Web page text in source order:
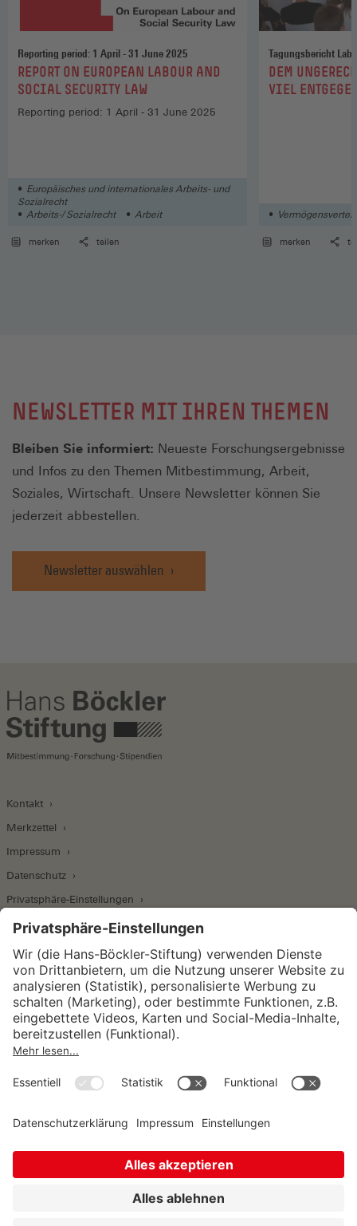
Reporting period: 1 April - 31 June 2025
:REPORT ON EUROPEAN LABOUR AND
SOCIAL SECURITY LAW
Reporting period: 1 April - 31 June 2025
Europäisches und internationales Arbeits- und
Sozialrecht
Arbeits-/ Sozialrecht
Arbeit
merken teilen
Tagungsbericht
:DEM
VIEL
merken
NEWSLETTER MIT IHREN THEMEN
Bleiben Sie informiert: Neueste Forschungsergebnisse
und Infos zu den Themen Mitbestimmung, Arbeit,
Soziales, Wirtschaft. Unsere Newsletter können Sie
jederzeit abbestellen.
Newsletter auswählen
Kontakt
Merkzettel
Impressum
Datenschutz
Privatsphäre-Einstellungen
Wirtschafts- und Sozialwissenschaftliches Institut
Institut für Makroökonomie und
Konjunkturforschung
Unternehmensführung
Sozialrecht